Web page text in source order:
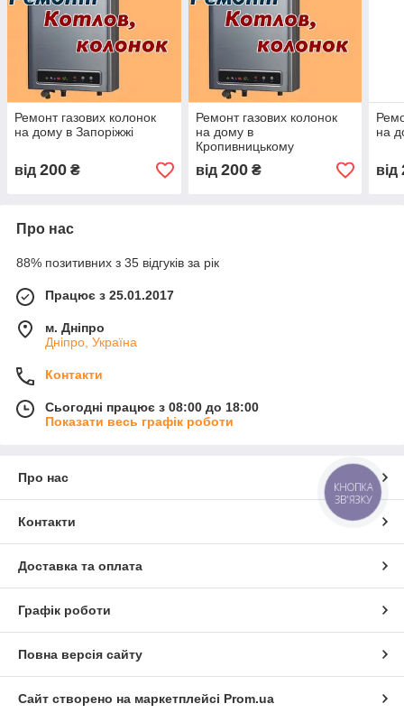
Ремонт газових колонок
на дому в Запоріжжі
від 200 ₴
Ремонт газових колонок
на дому в
Кропивницькому
від 200₴
на
від
Про нас
88% позитивних з 35 відгуків за рік
Працює з 25.01.2017
м. Дніпро
Дніпро, Україна
Контакти
Сьогодні працює з 08:00 до 18:00
Показати весь графік роботи
Про нас
Контакти
Доставка та оплата
Графік роботи
Повна версія сайту
Сайт створено на маркетплейсі Prom.ua
КНОПКА
ЗВ'ЯЗКУ